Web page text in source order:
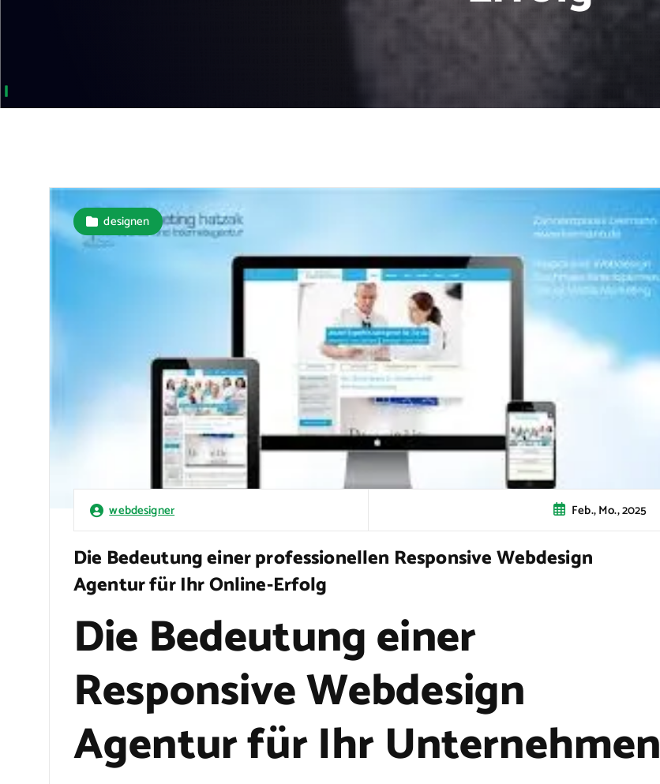
webdesigner Feb., Mo., 2025
designen
Die Bedeutung einer professionellen Responsive Webdesign
Agentur für Ihr Online-Erfolg
Die Bedeutung einer
Responsive Webdesign
Agentur für Ihr Unternehmen